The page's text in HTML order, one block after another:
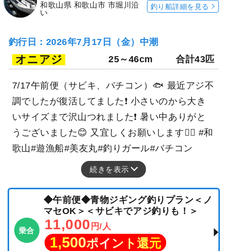
和歌山県 和歌山市 市堀川沿
い
釣り船詳細を見る
釣行日：2026年7月17日（金）中潮
オニアジ 25～46cm 合計43匹
7/17午前便（サビキ、バチコン）🐟 最近アジ不
調でしたが復活してました❗️ 小さいのから大き
いサイズまで沢山つれました❗️ 暑い中ありがと
うございました😊 又宜しくお願いします🙇‍♀️ #和
歌山#遊漁船#美友丸#釣りガール#バチコン
続きを表示
乗合
◆午前便◆青物ジギング釣りプラン＜ノ
マセOK＞＜サビキでアジ釣りも！＞
11,000 円/人
1,500ポイント還元